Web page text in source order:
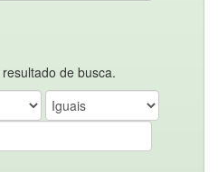
de busca.